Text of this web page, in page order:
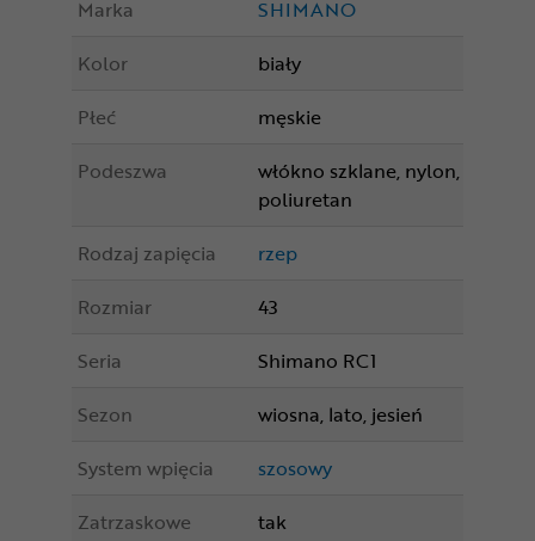
Marka
SHIMANO
Kolor
biały
Płeć
męskie
Podeszwa
włókno szklane, nylon,
poliuretan
Rodzaj zapięcia
rzep
Rozmiar
43
Seria
Shimano RC1
Sezon
wiosna, lato, jesień
System wpięcia
szosowy
Zatrzaskowe
tak